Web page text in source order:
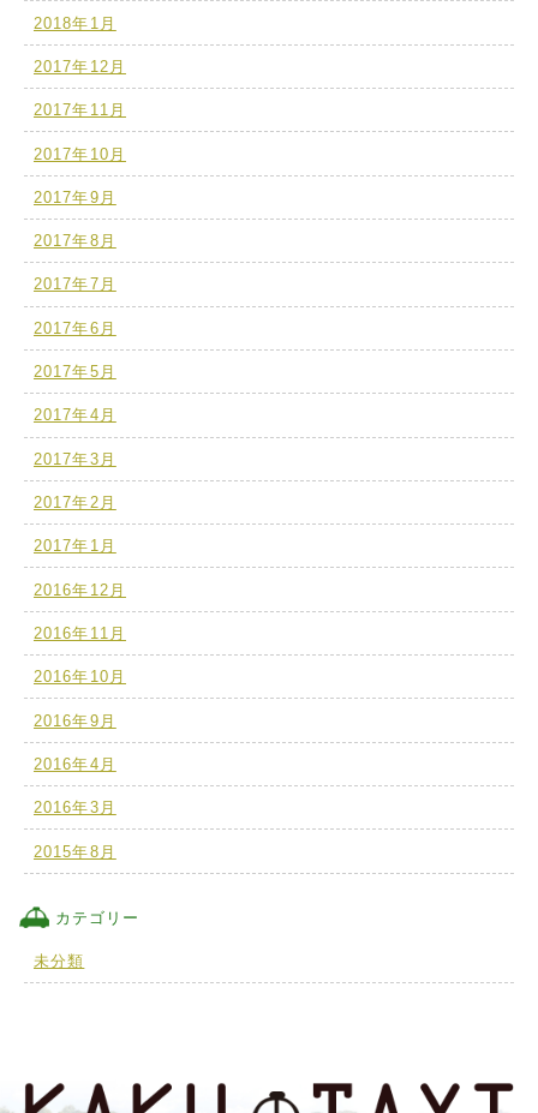
2018年1月
2017年12月
2017年11月
2017年10月
2017年9月
2017年8月
2017年7月
2017年6月
2017年5月
2017年4月
2017年3月
2017年2月
2017年1月
2016年12月
2016年11月
2016年10月
2016年9月
2016年4月
2016年3月
2015年8月
カテゴリー
未分類